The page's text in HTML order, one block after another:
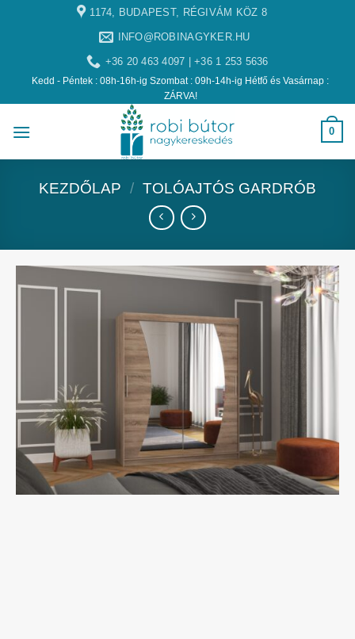
1174, BUDAPEST, RÉGIVÁM KÖZ 8
INFO@ROBINAGYKER.HU
+36 20 463 4097 | +36 1 253 5636
Kedd - Péntek : 08h-16h-ig Szombat : 09h-14h-ig Hétfő és Vasárnap :
ZÁRVA!
0
KEZDŐLAP / TOLÓAJTÓS GARDRÓB